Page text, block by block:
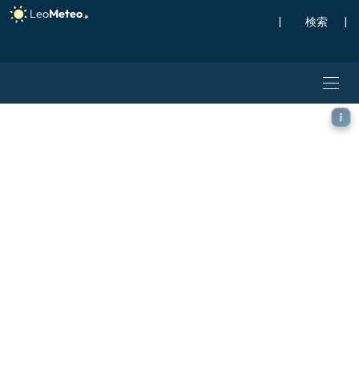
| |
ECMWF AIFS [AI] モデル -